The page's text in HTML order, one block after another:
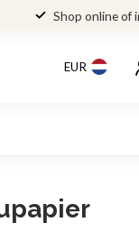
Shop online of
EUR